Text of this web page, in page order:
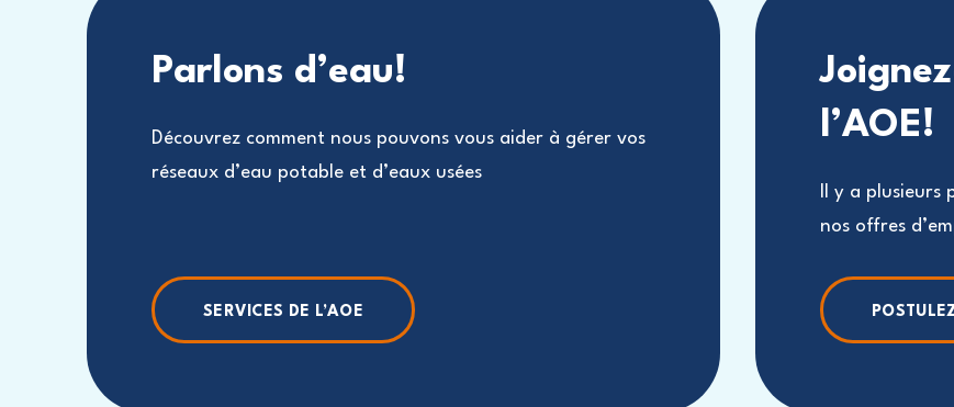
Parlons d’eau!
Découvrez comment nous pouvons vous aider à gérer vos
réseaux d’eau potable et d’eaux usées
SERVICES DE L’AOE
l’AOE!
Il y a
nos offres